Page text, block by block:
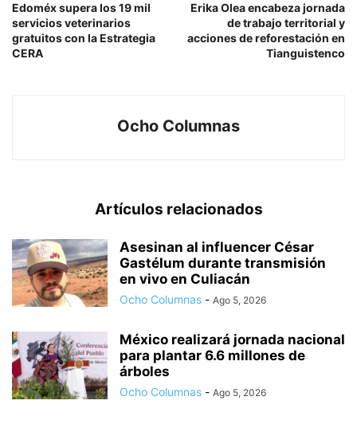
Edoméx supera los 19 mil
servicios veterinarios
gratuitos con la Estrategia
CERA
Erika Olea encabeza jornada
de trabajo territorial y
acciones de reforestación en
Tianguistenco
Ocho Columnas
Artículos relacionados
Asesinan al influencer César
Gastélum durante transmisión
en vivo en Culiacán
Ocho Columnas - Ago 5, 2026
México realizará jornada nacional
para plantar 6.6 millones de
árboles
Ocho Columnas - Ago 5, 2026